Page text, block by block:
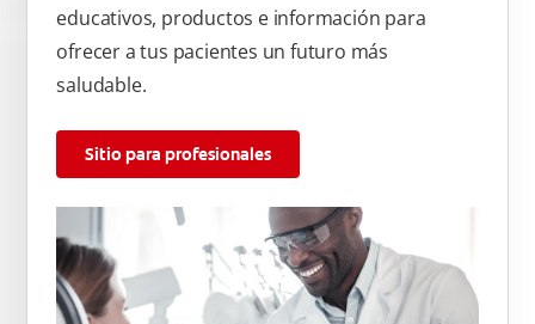
educativos, productos e información para
ofrecer a tus pacientes un futuro más
saludable.
Sitio para profesionales